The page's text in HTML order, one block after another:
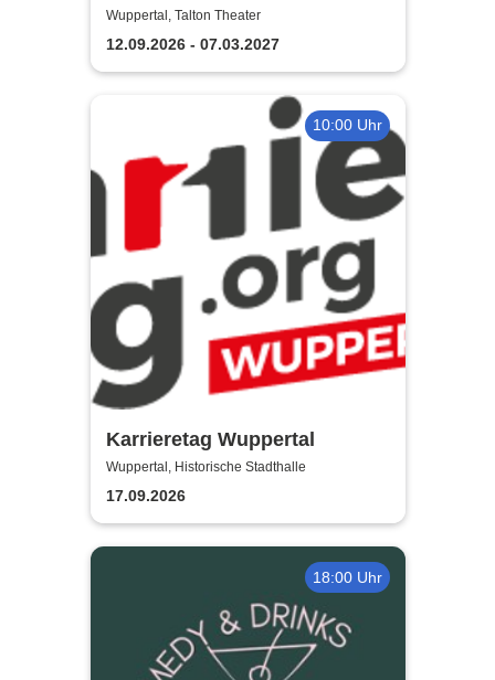
von Nick Hornby
Wuppertal, Talton Theater
12.09.2026 - 07.03.2027
10:00 Uhr
Karrieretag Wuppertal
Wuppertal, Historische Stadthalle
17.09.2026
18:00 Uhr